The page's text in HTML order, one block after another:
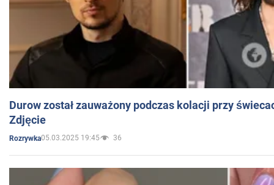
Durow został zauważony podczas kolacji przy
Zdjęcie
Rozrywka05.03.2025 19:45 36